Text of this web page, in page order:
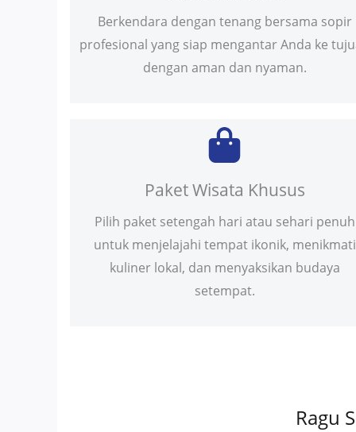
Berkendara dengan tenang bersama sopir
profesional yang siap mengantar Anda ke
dengan aman dan nyaman.
Paket Wisata Khusus
Pilih paket setengah hari atau sehari penuh
untuk menjelajahi tempat ikonik, menikmati
kuliner lokal, dan menyaksikan budaya
setempat.
Ragu